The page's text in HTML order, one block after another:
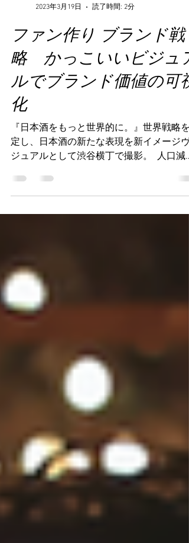
KANBEE INTEL,INC. 山本兼嗣
2023年3月19日
読了時間: 2分
ファン作り ブランド戦
略 かっこいいビジュア
ルでブランド価値の可視
化
『日本酒をもっと世界的に。』世界戦略を
定し、日本酒の新たな表現を新イメージヴ
の日本酒市場。一方で、日本酒の出荷量が
国の料理は、日本が一番という結果に。ア
アパシフィックをはじめ、今後爆発的に人
増加が見られる海外市場は、日本酒業界に
っても大変需要を伸ばしていくチャンスの
おいての日本酒の表現をもっと自由でクリ
イティブなものでなくてはならないと考え
ィジュアルデザインを推進しています。 ​ 今
回、酔鯨酒造様のブランディングにおける
たなヴィジュアル表現として、ファッショ
業界のモデルを起用し、また日本酒需要の
世代のペルソナターゲット層を取り込むた
に、高級ランジェリーブランド
「RAVIJ0UR」ともコラボのディレクション